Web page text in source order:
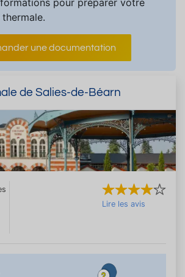
une documentation
de Salies-de-Béarn
Lire les avis